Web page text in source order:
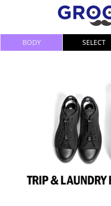
BODY SELECT